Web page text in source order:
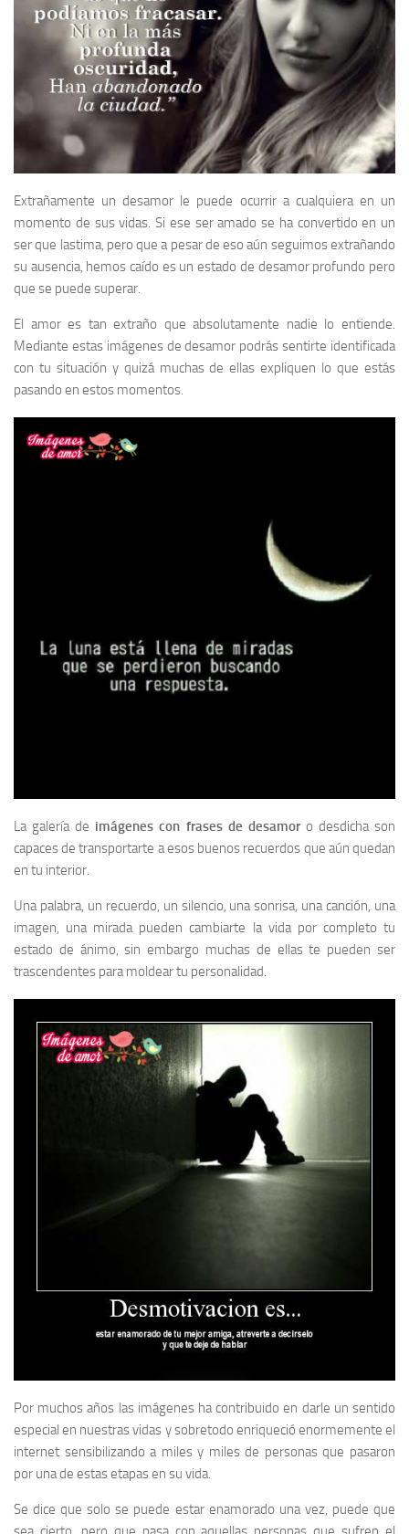
Extrañamente un desamor le puede ocurrir a cualquiera en un
momento de sus vidas. Si ese ser amado se ha convertido en un
ser que lastima, pero que a pesar de eso aún seguimos extrañando
su ausencia, hemos caído es un estado de desamor profundo pero
que se puede superar.
El amor es tan extraño que absolutamente nadie lo entiende.
Mediante estas imágenes de desamor podrás sentirte identificada
con tu situación y quizá muchas de ellas expliquen lo que estás
pasando en estos momentos.
La galería de imágenes con frases de desamoro desdicha son
capaces de transportarte a esos buenos recuerdos que aún quedan
en tu interior.
Una palabra, un recuerdo, un silencio, una sonrisa, una canción, una
imagen, una mirada pueden cambiarte la vida por completo tu
estado de ánimo, sin embargo muchas de ellas te pueden ser
trascendentes para moldear tu personalidad.
Por muchos años las imágenes ha contribuido en darle un sentido
especial en nuestras vidas y sobretodo enriqueció enormemente el
internet sensibilizando a miles y miles de personas que pasaron
por una de estas etapas en su vida.
Se dice que solo se puede estar enamorado una vez, puede que